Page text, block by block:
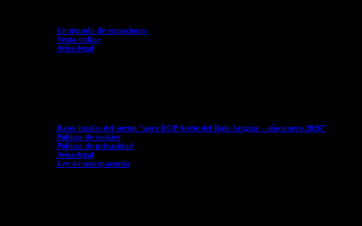
Un mundo de sensaciones
Venta online
Aviso legal
Bases legales del sorteo “aove DOP Aceite del Bajo Aragón – año nuevo 2026”
Política de cookies
Política de privacidad
Aviso legal
Ley de transparencia